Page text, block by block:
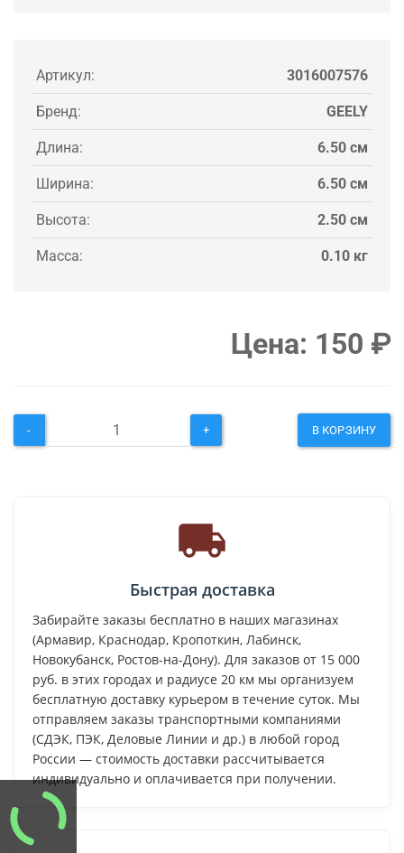
Артикул: 3016007576
Бренд: GEELY
Длина: 6.50 см
Ширина: 6.50 см
Высота: 2.50 см
Масса: 0.10 кг
Цена: 150 ₽
- + В КОРЗИНУ
Быстрая доставка
Забирайте заказы бесплатно в наших магазинах
(Армавир, Краснодар, Кропоткин, Лабинск,
Новокубанск, Ростов-на-Дону). Для заказов от 15 000
руб. в этих городах и радиусе 20 км мы организуем
бесплатную доставку курьером в течение суток. Мы
отправляем заказы транспортными компаниями
(СДЭК, ПЭК, Деловые Линии и др.) в любой город
России — стоимость доставки рассчитывается
индивидуально и оплачивается при получении.